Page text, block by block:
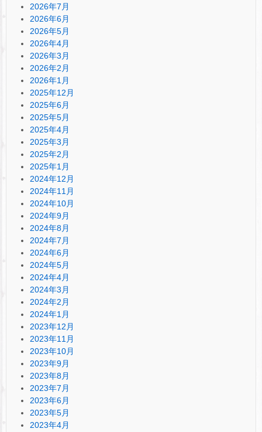
2026年7月
2026年6月
2026年5月
2026年4月
2026年3月
2026年2月
2026年1月
2025年12月
2025年6月
2025年5月
2025年4月
2025年3月
2025年2月
2025年1月
2024年12月
2024年11月
2024年10月
2024年9月
2024年8月
2024年7月
2024年6月
2024年5月
2024年4月
2024年3月
2024年2月
2024年1月
2023年12月
2023年11月
2023年10月
2023年9月
2023年8月
2023年7月
2023年6月
2023年5月
2023年4月